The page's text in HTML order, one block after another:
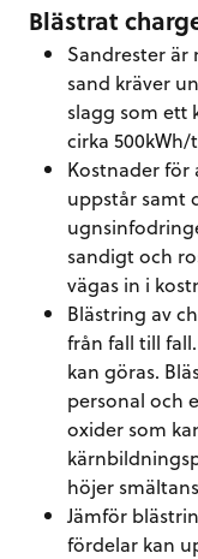
Blästrat
Sandrester är
sand kräver
slagg som ett
cirka 500kWh/
Kostnader för
uppstår samt
sandigt och
vägas in i
Blästring av
från fall till
kan göras.
personal och
oxider som
höjer
Jämför
fördelar kan